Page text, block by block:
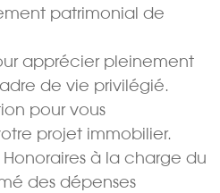
patrimonial de
apprécier pleinement
de vie privilégié.
pour vous
projet immobilier.
Honoraires à la charge du
des dépenses